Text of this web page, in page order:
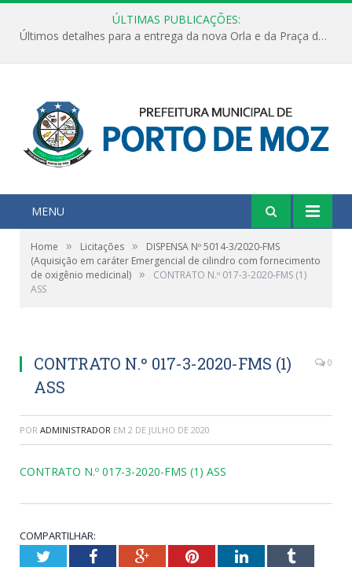
ÚLTIMAS PUBLICAÇÕES:
Últimos detalhes para a entrega da nova Orla e da Praça do Praião
MENU
Home » Licitações »
DISPENSA Nº 5014-3/2020-FMS
(Aquisição em caráter Emergencial de cilindro com fornecimento
de oxigênio medicinal) »
CONTRATO N.º 017-3-2020-FMS (1)
ASS
CONTRATO N.º 017-3-2020-FMS (1)
ASS
0
POR ADMINISTRADOR EM 2 DE JULHO DE 2020
CONTRATO N.º 017-3-2020-FMS (1) ASS
COMPARTILHAR:
TwitterFacebookGoogle+PinterestLinkedInTumblr